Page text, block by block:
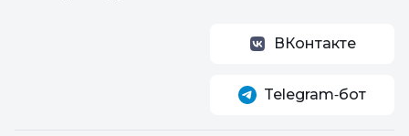
ВКонтакте
Telegram‑бот